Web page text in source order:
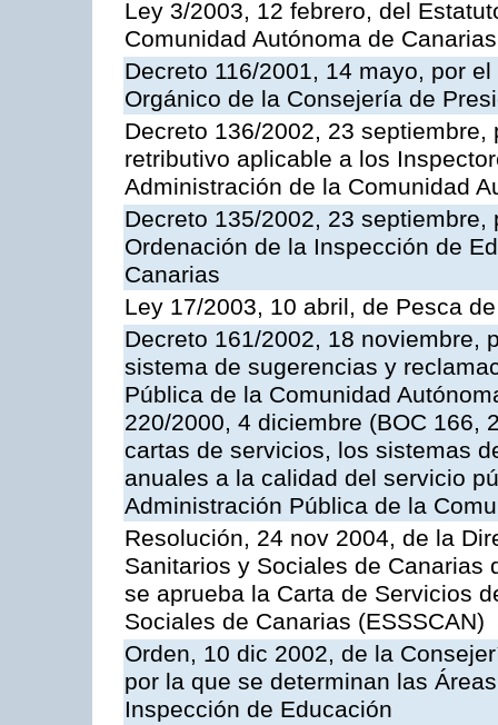
Ley 3/2003, 12 febrero, del
Comunidad Autónoma de Canarias
Decreto 116/2001, 14 mayo, por
Orgánico de la Consejería de
Decreto 136/2002, 23
retributivo aplicable a los
Administración de la Comunidad
Decreto 135/2002, 23
Ordenación de la Inspección de
Canarias
Ley 17/2003, 10 abril, de Pesca
Decreto 161/2002, 18 noviembre,
sistema de sugerencias y
Pública de la Comunidad
220/2000, 4 diciembre (BOC 166,
cartas de servicios, los sistemas
anuales a la calidad del servicio
Administración Pública de la
Resolución, 24 nov 2004, de la
Sanitarios y Sociales de Canarias
se aprueba la Carta de Servicios
Sociales de Canarias (ESSSCAN)
Orden, 10 dic 2002, de la
por la que se determinan las
Inspección de Educación